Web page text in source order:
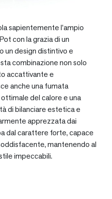
sapientemente l’ampio
con la grazia di un
un design distintivo e
combinazione non solo
accattivante e
anche una fumata
del calore e una
di bilanciare estetica e
apprezzata dai
dal carattere forte, capace
mantenendo al
impeccabili.